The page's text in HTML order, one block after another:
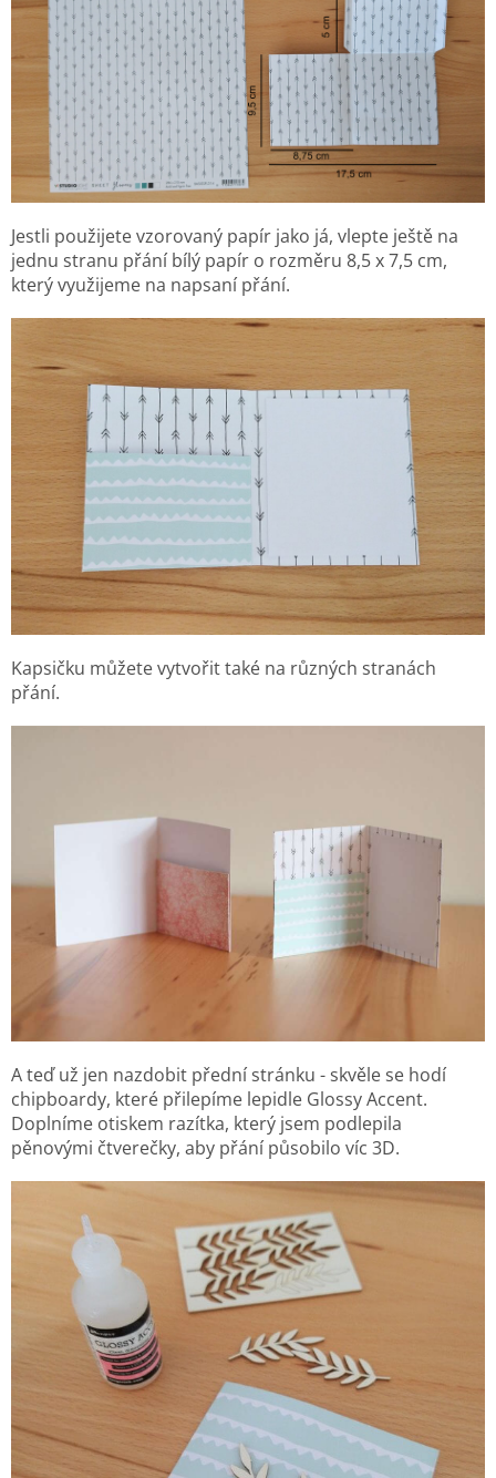
Jestli použijete vzorovaný papír jako já, vlepte ještě na
jednu stranu přání bílý papír o rozměru 8,5 x 7,5 cm,
který využijeme na napsaní přání.
Kapsičku můžete vytvořit také na různých stranách
přání.
A teď už jen nazdobit přední stránku - skvěle se hodí
chipboardy, které přilepíme lepidle Glossy Accent.
Doplníme otiskem razítka, který jsem podlepila
pěnovými čtverečky, aby přání působilo víc 3D.